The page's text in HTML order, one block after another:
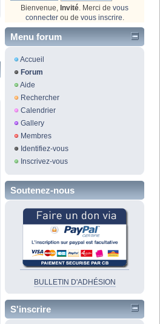
Bienvenue, Invité . Merci de vous
connecterou de vous inscrire
Menu forum
Accueil
Forum
Aide
Rechercher
Calendrier
Gallery
Membres
Identifiez-vous
Inscrivez-vous
Soutenez-nous
BULLETIN D'ADHÉSION
S'inscrire